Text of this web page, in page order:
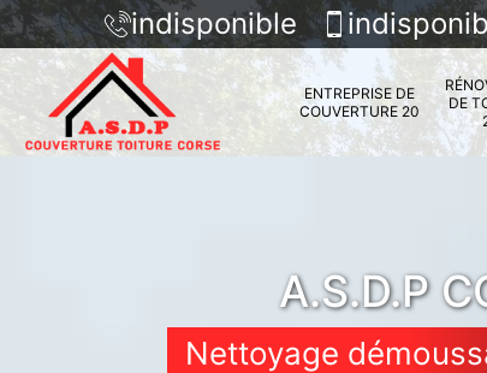
indisponible
ENTREPRISE DE
COUVERTURE 20
DE
A.S.D.P
Nettoyage